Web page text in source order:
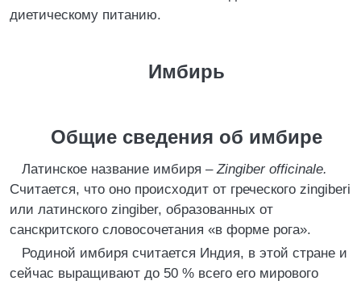
диетическому питанию.
Имбирь
Общие сведения об имбире
Латинское название имбиря –Zingiber officinale.
Считается, что оно происходит от греческого zingiberi
или латинского zingiber, образованных от
санскритского словосочетания «в форме рога».
Родиной имбиря считается Индия, в этой стране и
сейчас выращивают до 50 % всего его мирового